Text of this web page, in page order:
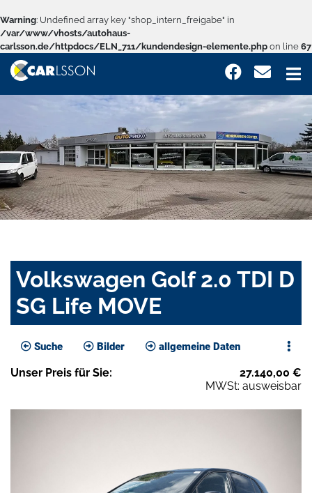
Warning: Undefined array key "shop_intern_freigabe" in
/var/www/vhosts/autohaus-
carlsson.de/httpdocs/ELN_711/kundendesign-elemente.php on line 67
Volkswagen Golf 2.0 TDI D
SG Life MOVE
Suche Bilder allgemeine Daten
Unser Preis für Sie: 27.140,00 €
MWSt: ausweisbar